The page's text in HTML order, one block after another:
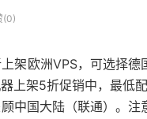
(0)
架欧洲VPS，可选择德
上架5折促销中，最低
中国大陆（联通）。注